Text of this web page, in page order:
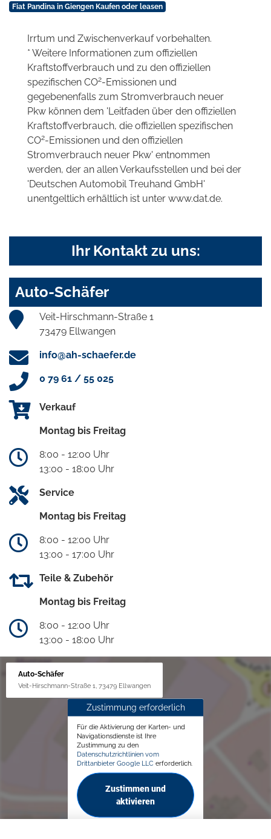
Fiat Pandina in Giengen Kaufen oder leasen
Irrtum und Zwischenverkauf vorbehalten.
* Weitere Informationen zum offiziellen
Kraftstoffverbrauch und zu den offiziellen
spezifischen CO2-Emissionen und
gegebenenfalls zum Stromverbrauch neuer
Pkw können dem 'Leitfaden über den offiziellen
Kraftstoffverbrauch, die offiziellen spezifischen
CO2-Emissionen und den offiziellen
Stromverbrauch neuer Pkw' entnommen
werden, der an allen Verkaufsstellen und bei der
'Deutschen Automobil Treuhand GmbH'
unentgeltlich erhältlich ist unter www.dat.de.
Ihr Kontakt zu uns:
Auto-Schäfer
Veit-Hirschmann-Straße 1
73479 Ellwangen
info@ah-schaefer.de
0 79 61 / 55 025
Verkauf
Montag bis Freitag
8:00 - 12:00 Uhr
13:00 - 18:00 Uhr
Service
Montag bis Freitag
8:00 - 12:00 Uhr
13:00 - 17:00 Uhr
Teile & Zubehör
Montag bis Freitag
8:00 - 12:00 Uhr
13:00 - 18:00 Uhr
Auto-Schäfer
Veit-Hirschmann-Straße 1, 73479 Ellwangen
Zustimmung erforderlich
Für die Aktivierung der Karten- und
Navigationsdienste ist Ihre
Zustimmung zu den
Datenschutzrichtlinien vom
Drittanbieter Google LLC erforderlich.
Zustimmen und
aktivieren